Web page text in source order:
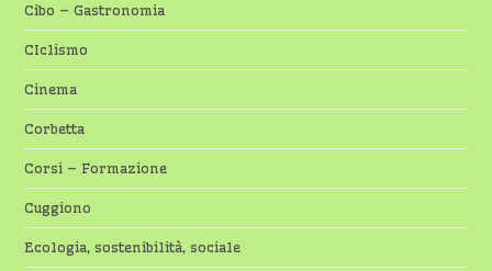
Cibo – Gastronomia
CIclismo
Cinema
Corbetta
Corsi – Formazione
Cuggiono
Ecologia, sostenibilità, sociale